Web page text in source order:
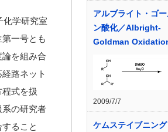
化学研究室
一号とも
を組み合
路ネット
式を扱
の研究者
ること
アルブライト・ゴ
ン酸化／Albright-
Goldman
2009/7/7
ケムステイブニン